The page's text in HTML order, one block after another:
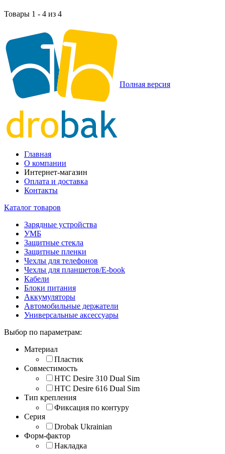
Товары 1 - 4 из 4
Полная версия
Главная
О компании
Интернет-магазин
Оплата и доставка
Контакты
Каталог товаров
Зарядные устройства
УМБ
Защитные стекла
Защитные пленки
Чехлы для телефонов
Чехлы для планшетов/E-book
Кабели
Блоки питания
Аккумуляторы
Автомобильные держатели
Универсальные аксессуары
Выбор по параметрам:
Материал
Пластик
Совместимость
HTC Desire 310 Dual Sim
HTC Desire 616 Dual Sim
Тип крепления
Фиксация по контуру
Серия
Drobak Ukrainian
Форм-фактор
Накладка